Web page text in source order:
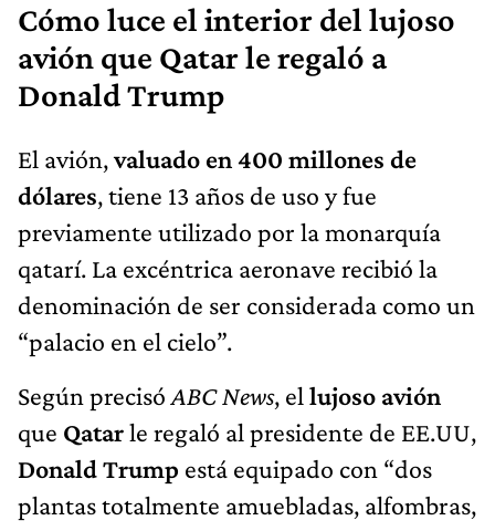
Cómo luce el interior del lujoso
avión que Qatar le regaló a
Donald Trump
El avión,valuado en 400 millones de
dólares, tiene 13 años de uso y fue
previamente utilizado por la monarquía
qatarí. La excéntrica aeronave recibió la
denominación de ser considerada como un
“palacio en el cielo”.
Según precisó ABC News, el lujoso avión
que Qatarle regaló al presidente de EE.UU,
Donald Trump está equipado con “dos
plantas totalmente amuebladas, alfombras,